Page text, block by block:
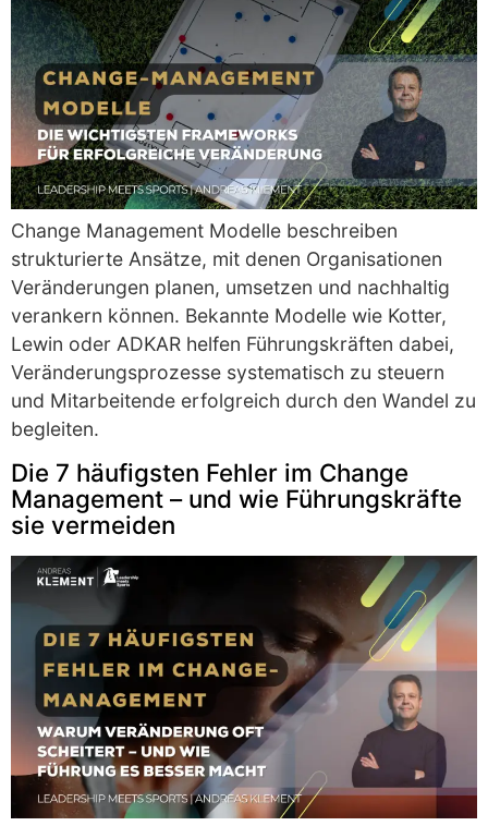
Change Management Modelle beschreiben
strukturierte Ansätze, mit denen Organisationen
Veränderungen planen, umsetzen und nachhaltig
verankern können. Bekannte Modelle wie Kotter,
Lewin oder ADKAR helfen Führungskräften dabei,
Veränderungsprozesse systematisch zu steuern
und Mitarbeitende erfolgreich durch den Wandel zu
begleiten.
Die 7 häufigsten Fehler im Change
Management – und wie Führungskräfte
sie vermeiden